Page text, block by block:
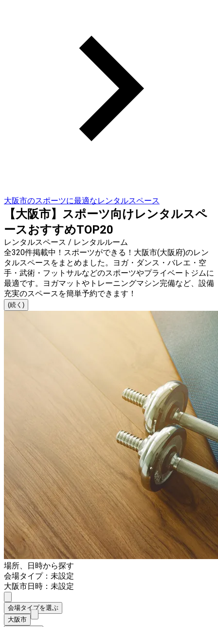
大阪市のスポーツに最適なレンタルスペース
【大阪市】スポーツ向けレンタルスペ
ースおすすめTOP20
レンタルスペース / レンタルルーム
全320件掲載中！スポーツができる！大阪市(大阪府)のレン
タルスペースをまとめました。ヨガ・ダンス・バレエ・空
手・武術・フットサルなどのスポーツやプライベートジムに
最適です。ヨガマットやトレーニングマシン完備など、設備
充実のスペースを簡単予約できます！
(続く)
場所、日時から探す
会場タイプ：未設定
大阪市日時：未設定
会場タイプを選ぶ
大阪市